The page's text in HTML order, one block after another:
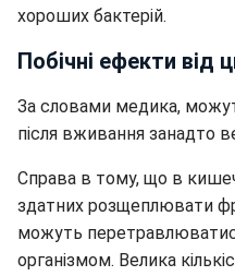
хороших бактерій.
Побічні ефекти від
За словами медика,
після вживання занадто
Справа в тому, що в
здатних розщеплювати
можуть
організмом. Велика